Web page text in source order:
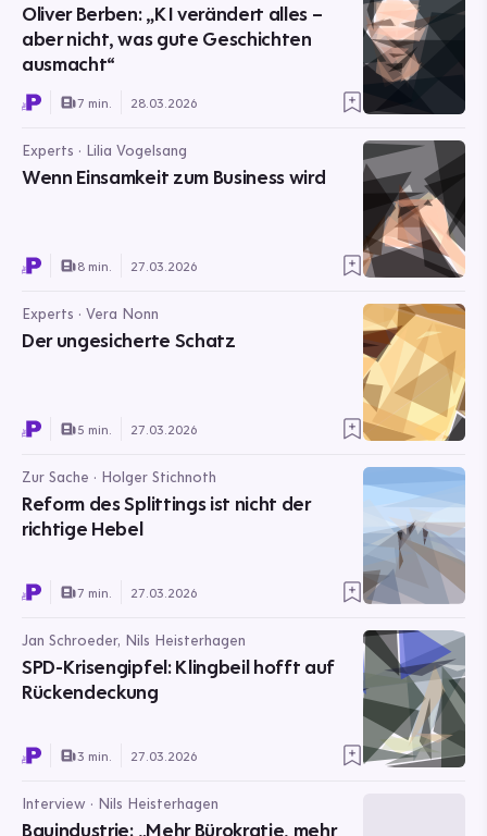
Oliver Berben: „KI verändert alles –
aber nicht, was gute Geschichten
ausmacht“
7 min. 28.03.2026
Experts · Lilia Vogelsang
Wenn Einsamkeit zum Business wird
8 min. 27.03.2026
Experts · Vera Nonn
Der ungesicherte Schatz
5 min. 27.03.2026
Zur Sache · Holger Stichnoth
Reform des Splittings ist nicht der
richtige Hebel
7 min. 27.03.2026
Jan Schroeder, Nils Heisterhagen
SPD-Krisengipfel: Klingbeil hofft auf
Rückendeckung
3 min. 27.03.2026
Interview · Nils Heisterhagen
Bauindustrie: „Mehr Bürokratie, mehr